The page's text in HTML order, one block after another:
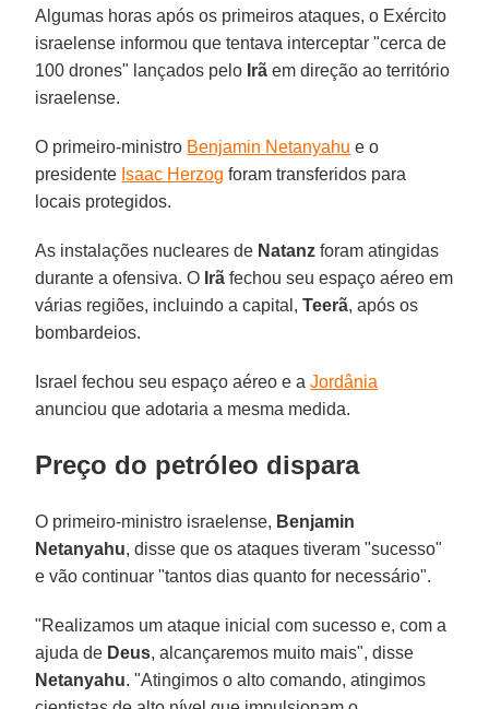
Algumas horas após os primeiros ataques, o Exército
israelense informou que tentava interceptar "cerca de
100 drones" lançados pelo Irã em direção ao território
israelense.
O primeiro-ministro Benjamin Netanyahu e o
presidente Isaac Herzog foram transferidos para
locais protegidos.
As instalações nucleares de Natanz foram atingidas
durante a ofensiva. O Irã fechou seu espaço aéreo em
várias regiões, incluindo a capital,Teerã, após os
bombardeios.
Israel fechou seu espaço aéreo e aJordânia
anunciou que adotaria a mesma medida.
Preço do petróleo dispara
O primeiro-ministro israelense, Benjamin
Netanyahu, disse que os ataques tiveram "sucesso"
e vão continuar "tantos dias quanto for necessário".
"Realizamos um ataque inicial com sucesso e, com a
ajuda de Deus, alcançaremos muito mais", disse
Netanyahu. "Atingimos o alto comando, atingimos